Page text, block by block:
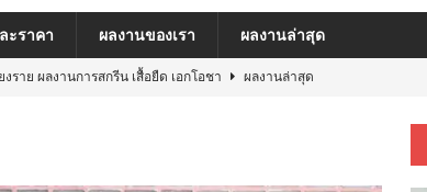
ะราคา ผลงานของเรา ผลงานล่าสุด
งราย ผลงานการสกรีน เสื้อยืด เอกโอชา
ผลงานล่าสุด